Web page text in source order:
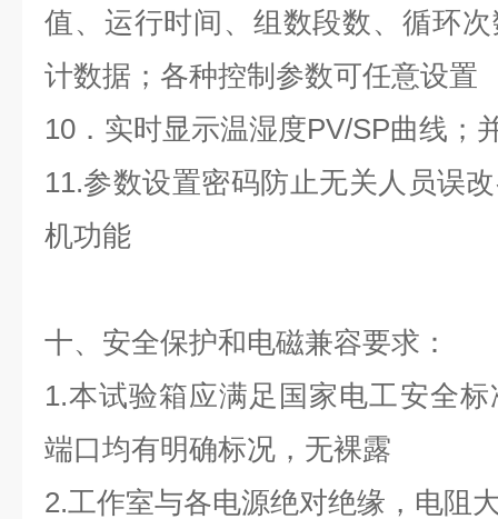
值、运行时间、组数段数、循环
计数据；各种控制参数可任意设置
10．实时显示温湿度PV/SP曲线；
11.参数设置密码防止无关人员误
机功能
十、安全保护和电磁兼容要求：
1.本试验箱应满足国家电工安全
端口均有明确标况，无裸露
2.工作室与各电源绝对绝缘，电阻